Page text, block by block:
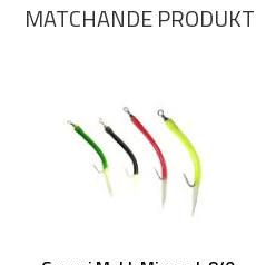
MATCHANDE